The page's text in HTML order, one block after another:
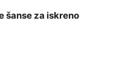
šanse za iskreno